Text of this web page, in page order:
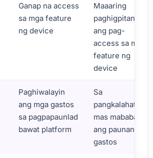
Ganap na access
sa mga feature
ng device
Maaaring
paghigpitan
ang pag-
access sa mga
feature ng
device
Paghiwalayin
ang mga gastos
sa pagpapaunlad
bawat platform
Sa
pangkalahatan,
mas mababa
ang paunang
gastos